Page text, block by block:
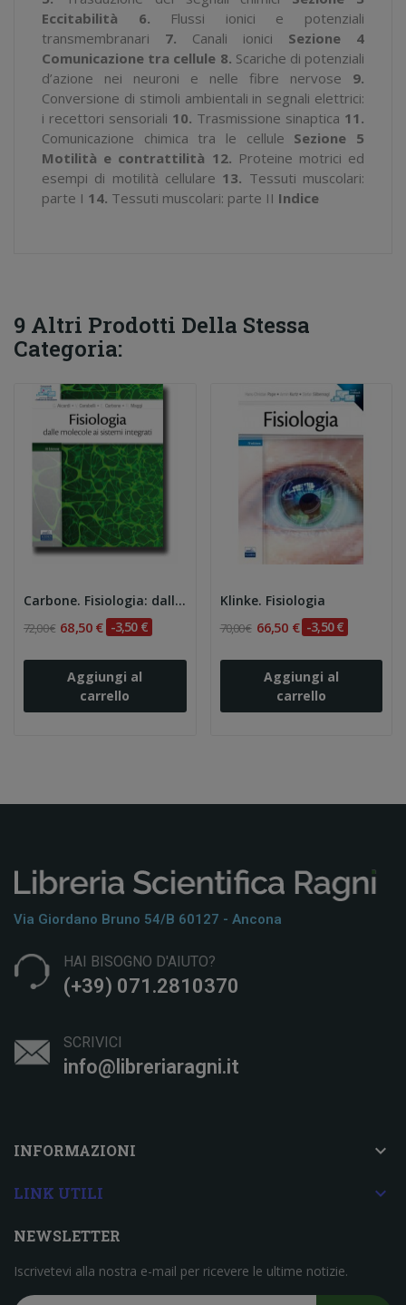
Eccitabilità 6. Flussi ionici e potenziali
transmembranari 7. Canali ionici Sezione 4
Comunicazione tra cellule 8. Scariche di potenziali
d’azione nei neuroni e nelle fibre nervose 9.
Conversione di stimoli ambientali in segnali elettrici:
i recettori sensoriali 10. Trasmissione sinaptica 11.
Comunicazione chimica tra le cellule Sezione 5
Motilità e contrattilità 12. Proteine motrici ed
esempi di motilità cellulare 13. Tessuti muscolari:
parte I 14. Tessuti muscolari: parte II Indice
9 Altri Prodotti Della Stessa
Categoria:
Carbone. Fisiologia: dalle molecole ai sistemi...
72,00 € 68,50 € -3,50 €
Aggiungi al
carrello
Klinke. Fisiologia
70,00 € 66,50 € -3,50 €
Aggiungi al
carrello
Via Giordano Bruno 54/b 60127 - Ancona
HAI BISOGNO D'AIUTO?
(+39) 071.2810370
SCRIVICI
info@libreriaragni.it
INFORMAZIONI 
LINK UTILI 
NEWSLETTER
Iscrivetevi alla nostra e-mail per ricevere le ultime notizie.